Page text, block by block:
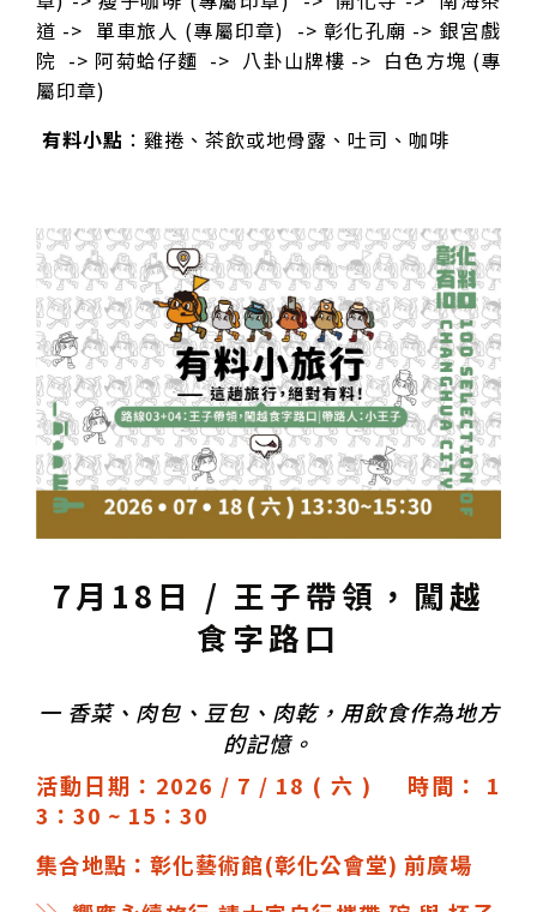
道 -> 單車旅人 (專屬印章) -> 彰化孔廟 -> 銀宮戲
院 -> 阿菊蛤仔麵 -> 八卦山牌樓 -> 白色方塊 (專
屬印章)
有料小點 ：雞捲、茶飲或地骨露、吐司、咖啡
7月18日 / 王子帶領，闖越
食字路口
一 香菜、肉包、豆包、肉乾，用飲食作為地方
的記憶。
活動日期：2026 / 7 / 18 ( 六 )
時間： 1
3：30 ~ 15：30
集合地點：彰化藝術館(彰化公會堂) 前廣場